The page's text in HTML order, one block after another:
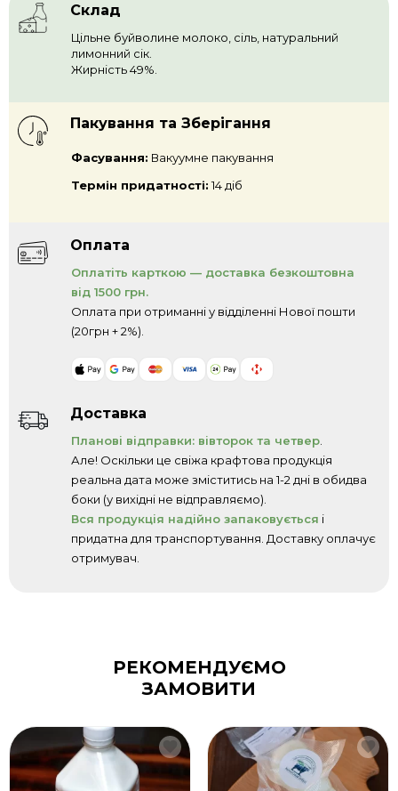
Склад
Цільне буйволине молоко, сіль, натуральний
лимонний сік.
Жирність 49%.
Пакування та Зберігання
Фасування: Вакуумне пакування
Термін придатності:14 діб
Оплата
Оплатіть карткою — доставка безкоштовна
від 1500 грн.
Оплата при отриманні у відділенні Нової пошти
(20грн + 2%).
Доставка
Планові відправки: вівторок та четвер
Але! Оскільки це свіжа крафтова продукція
реальна дата може зміститись на 1-2 дні в обидва
боки (у вихідні не відправляємо).
Вся продукція надійно запаковується і
придатна для транспортування. Доставку оплачує
отримувач.
РЕКОМЕНДУЄМО
ЗАМОВИТИ